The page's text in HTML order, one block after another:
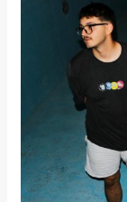
Kolumne
Lifestyle
Beauty
Fashion